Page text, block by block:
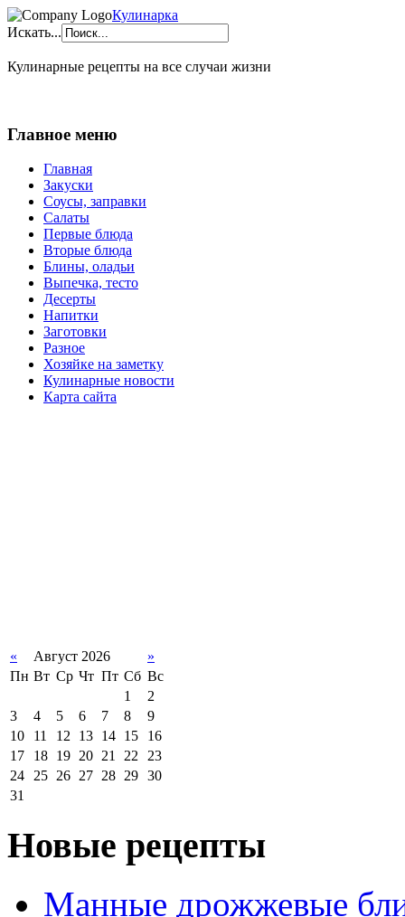
Кулинарка
Искать...
Кулинарные рецепты на все случаи жизни
Главное меню
Главная
Закуски
Соусы, заправки
Салаты
Первые блюда
Вторые блюда
Блины, оладьи
Выпечка, тесто
Десерты
Напитки
Заготовки
Разное
Хозяйке на заметку
Кулинарные новости
Карта сайта
« Август 2026
»
Пн Вт Ср Чт Пт Сб Вс
1
2
3
4 5 6 7 8
9
10
11 12 13 14 15
16
17
18 19 20 21 22 23
24 25 26 27 28 29 30
31
Новые рецепты
Манные дрожжевые